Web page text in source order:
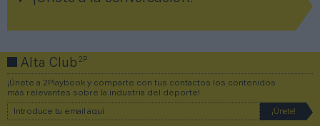
Alta Club2P
¡Únete a 2Playbook y comparte con tus contactos los contenidos
más relevantes sobre la industria del deporte!